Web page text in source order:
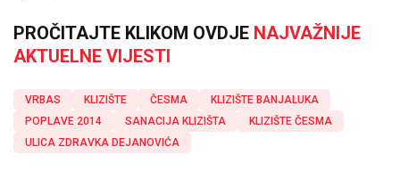
PROČITAJTE KLIKOM OVDJE NAJVAŽNIJE
AKTUELNE VIJESTI
VRBAS KLIZIŠTE ČESMA
KLIZIŠTE BANJALUKA
POPLAVE 2014
SANACIJA KLIZIŠTA
KLIZIŠTE ČESMA
ULICA ZDRAVKA DEJANOVIĆA